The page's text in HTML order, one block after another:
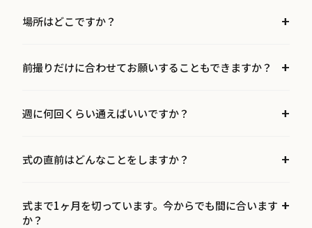
場所はどこですか？
前撮りだけに合わせてお願いすることもできますか？
週に何回くらい通えばいいですか？
式の直前はどんなことをしますか？
式まで1ヶ月を切っています。今からでも間に合います
か？